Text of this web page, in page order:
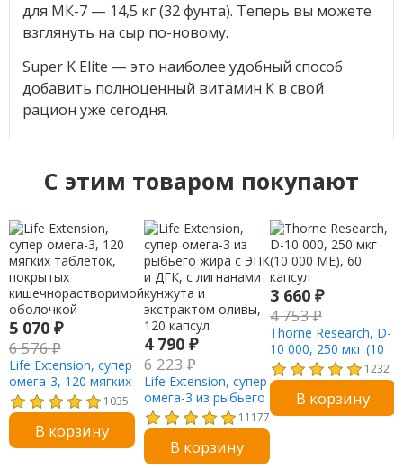
для МК-7 — 14,5 кг (32 фунта). Теперь вы можете
взглянуть на сыр по-новому.
Super K Elite — это наиболее удобный способ
добавить полноценный витамин К в свой
рацион уже сегодня.
C этим товаром покупают
5 070 ₽
6 576₽
Life Extension, супер
омега-3, 120 мягких
таблеток, покрытых
кишечнорастворимой
оболочкой
1035
В корзину
4 790 ₽
6 223₽
Life Extension, супер
омега-3 из рыбьего
жира с ЭПК и ДГК, с
лигнанами кунжута
и экстрактом
оливы, 120 капсул
11177
В корзину
3 660 ₽
4 753₽
Thorne Research, D-
10 000, 250 мкг (10
000 МЕ), 60 капсул
1232
В корзину